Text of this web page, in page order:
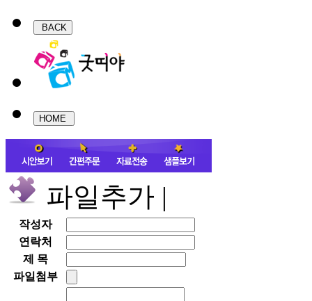
파일추가 |
작성자
연락처
제 목
파일첨부